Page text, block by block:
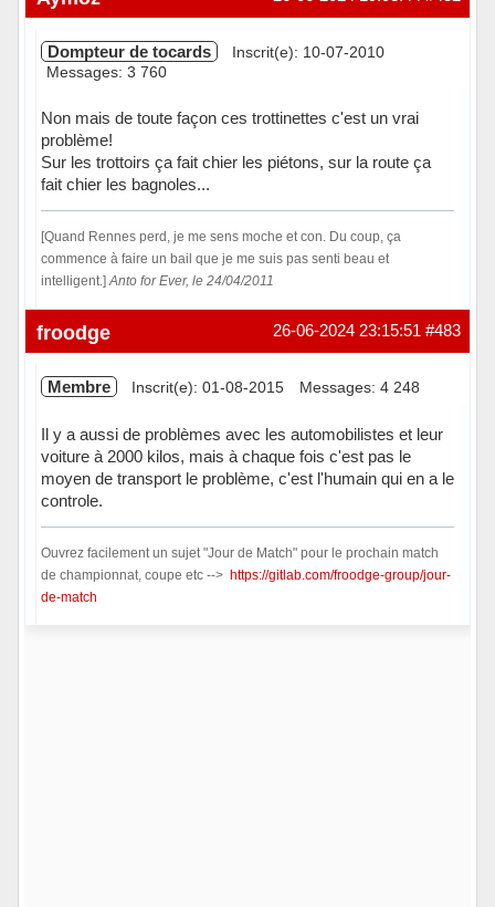
Dompteur de tocards
Inscrit(e): 10-07-2010
Messages: 3 760
Non mais de toute façon ces trottinettes c'est un vrai
problème!
Sur les trottoirs ça fait chier les piétons, sur la route ça
fait chier les bagnoles...
[Quand Rennes perd, je me sens moche et con. Du coup, ça
commence à faire un bail que je me suis pas senti beau et
intelligent.]Anto for Ever, le 24/04/2011
Hors ligne #483
26-06-2024 23:15:51
froodge
Membre Inscrit(e): 01-08-2015 Messages: 4 248
Il y a aussi de problèmes avec les automobilistes et leur
voiture à 2000 kilos, mais à chaque fois c'est pas le
moyen de transport le problème, c'est l'humain qui en a le
controle.
Ouvrez facilement un sujet "Jour de Match" pour le prochain match
de championnat, coupe etc --> https://gitlab.com/froodge-group/jour-
de-match